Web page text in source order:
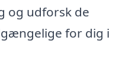
og udforsk de
for dig i